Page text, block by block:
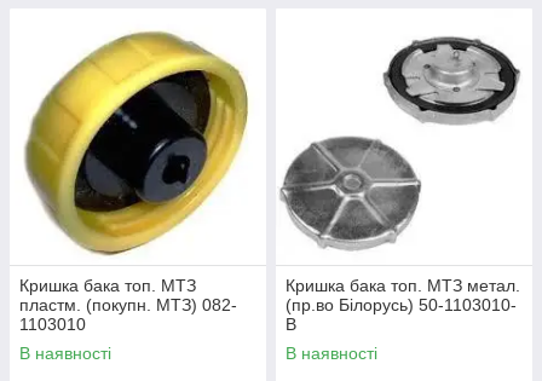
Кришка бака топ. МТЗ
пластм. (покупн. МТЗ) 082-
1103010
В наявності
Кришка бака топ. МТЗ метал.
(пр.во Білорусь) 50-1103010-
В
В наявності